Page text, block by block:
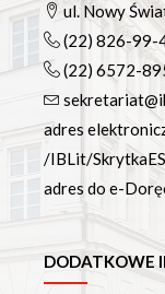
ul. Nowy
(22) 826-99-
(22) 6572-
adres
/IBLit/
adres do e-
DODATKOWE